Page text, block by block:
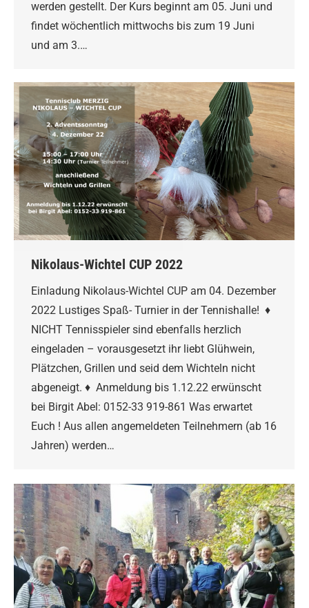
werden gestellt. Der Kurs beginnt am 05. Juni und
findet wöchentlich mittwochs bis zum 19 Juni
und am 3.…
Nikolaus-Wichtel CUP 2022
Einladung Nikolaus-Wichtel CUP am 04. Dezember
2022 Lustiges Spaß- Turnier in der Tennishalle! ♦
NICHT Tennisspieler sind ebenfalls herzlich
eingeladen – vorausgesetzt ihr liebt Glühwein,
Plätzchen, Grillen und seid dem Wichteln nicht
abgeneigt. ♦ Anmeldung bis 1.12.22 erwünscht
bei Birgit Abel: 0152-33 919-861 Was erwartet
Euch ! Aus allen angemeldeten Teilnehmern (ab 16
Jahren) werden…